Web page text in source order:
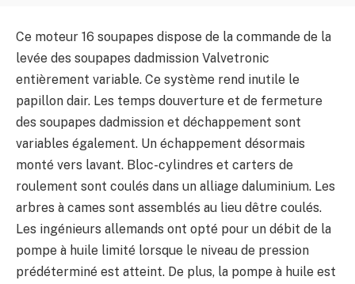
Ce moteur 16 soupapes dispose de la commande de la
levée des soupapes dadmission Valvetronic
entièrement variable. Ce système rend inutile le
papillon dair. Les temps douverture et de fermeture
des soupapes dadmission et déchappement sont
variables également. Un échappement désormais
monté vers lavant. Bloc-cylindres et carters de
roulement sont coulés dans un alliage daluminium. Les
arbres à cames sont assemblés au lieu dêtre coulés.
Les ingénieurs allemands ont opté pour un débit de la
pompe à huile limité lorsque le niveau de pression
prédéterminé est atteint. De plus, la pompe à huile est